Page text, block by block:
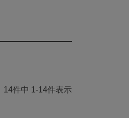
14件中 1 -14件表示